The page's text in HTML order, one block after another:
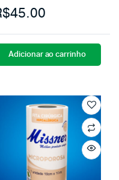
45.00
Adicionar ao carrinho